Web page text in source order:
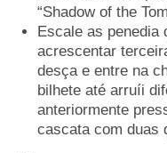
“Shadow of the
Escale as penedia
acrescentar
desça e entre na
bilhete até arruíi
anteriormente
cascata com duas